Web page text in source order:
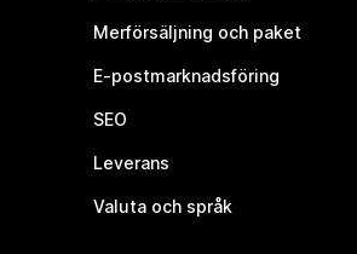
Merförsäljning och paket
E-postmarknadsföring
SEO
Leverans
Valuta och språk